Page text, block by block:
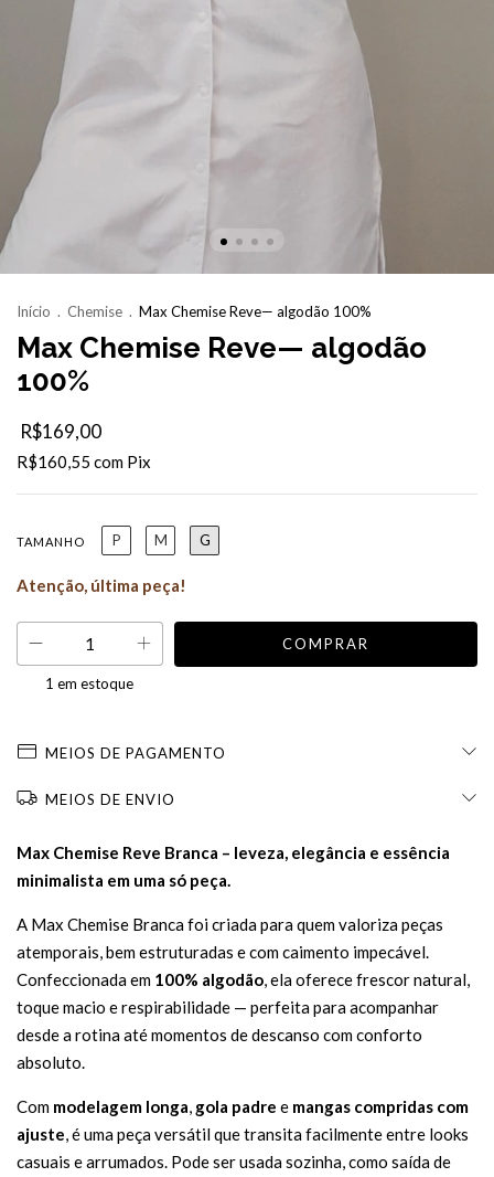
Início . Chemise . Max Chemise Reve— algodão 100%
Max Chemise Reve— algodão
100%
R$169,00
R$160,55 com Pix
TAMANHO P M G
Atenção, última peça!
1 em estoque
MEIOS DE PAGAMENTO
MEIOS DE ENVIO
Max Chemise Reve Branca – leveza, elegância e essência
minimalista em uma só peça.
A Max Chemise Branca foi criada para quem valoriza peças
atemporais, bem estruturadas e com caimento impecável.
Confeccionada em 100% algodão , ela oferece frescor natural,
toque macio e respirabilidade — perfeita para acompanhar
desde a rotina até momentos de descanso com conforto
absoluto.
Com modelagem longa gola padre e mangas compridas com
ajuste , é uma peça versátil que transita facilmente entre looks
casuais e arrumados. Pode ser usada sozinha, como saída de